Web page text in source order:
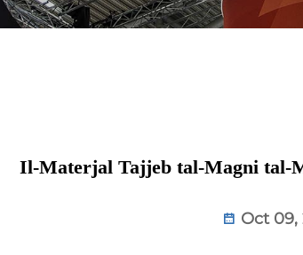
Il-Materjal Tajjeb tal-Magni tal-
Oct 09,